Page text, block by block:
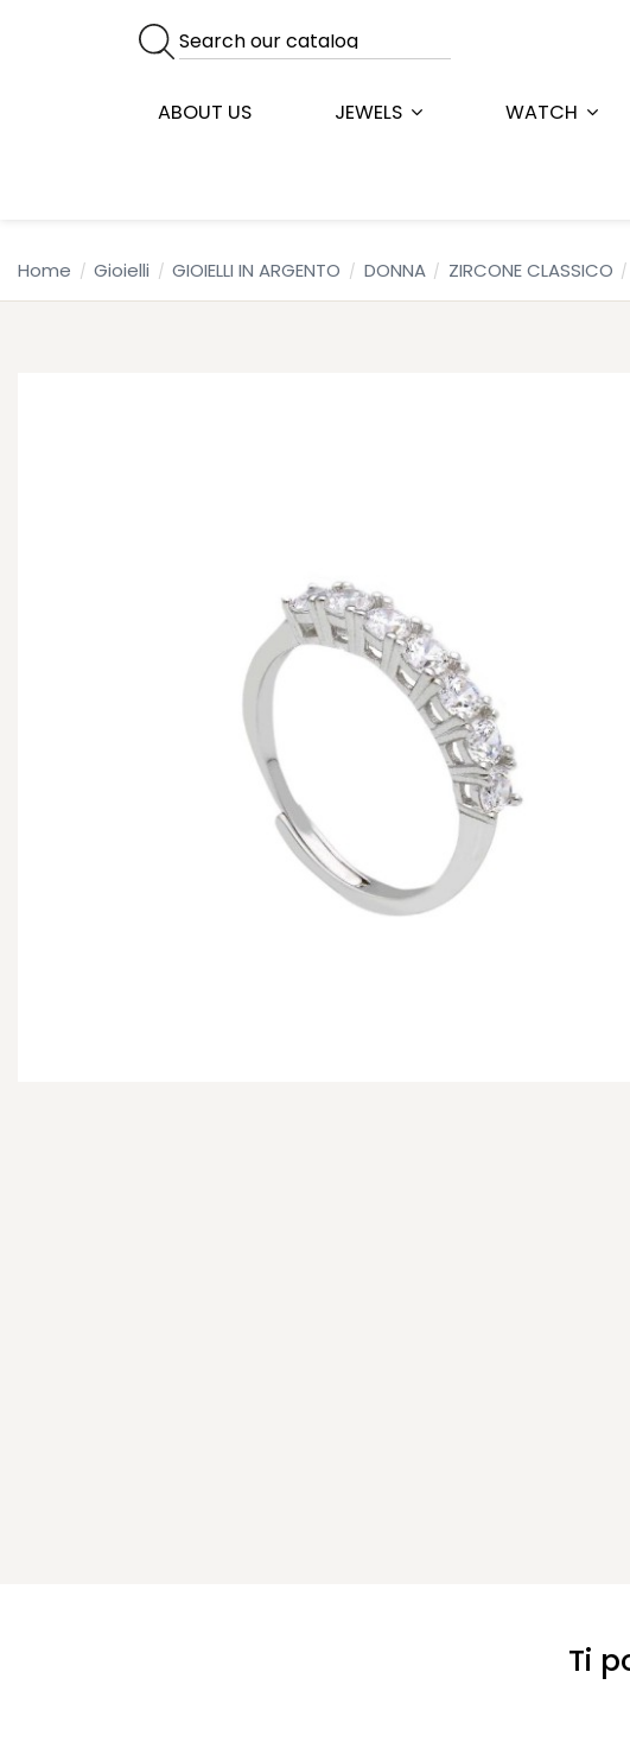
ABOUT US JEWELS WATCH
Home Gioielli GIOIELLI IN ARGENTO DONNA ZIRCONE CLASSICO
Ti